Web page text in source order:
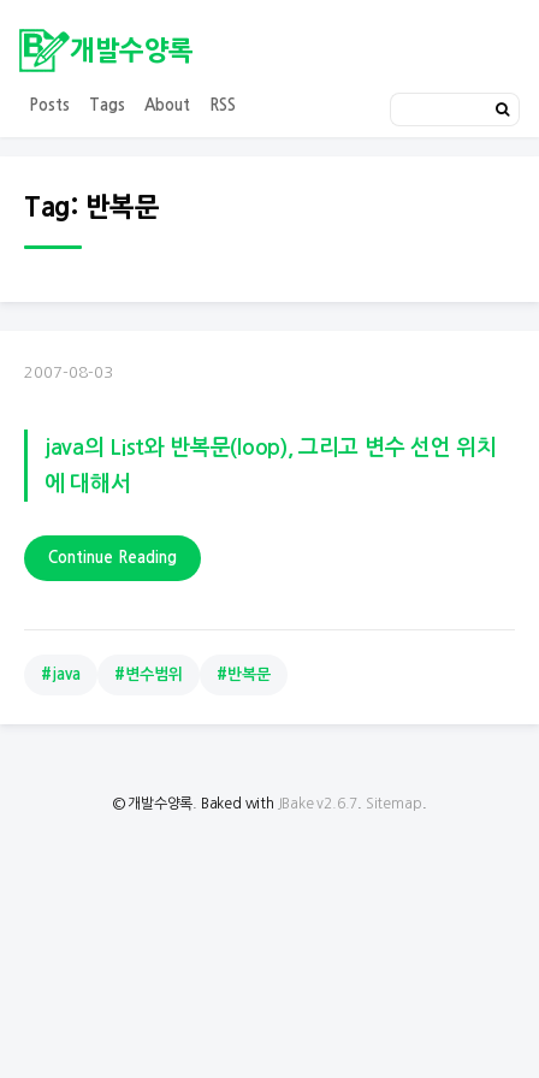
개발수양록
Posts Tags About RSS
Tag: 반복문
2007-08-03
java의 List와 반복문(loop), 그리고 변수 선언 위치
에 대해서
Continue Reading
#java #변수범위 #반복문
© 개발수양록. Baked with JBake v2.6.7 Sitemap